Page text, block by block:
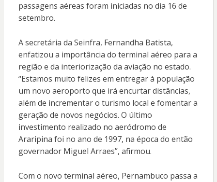
passagens aéreas foram iniciadas no dia 16 de
setembro.
A secretária da Seinfra, Fernandha Batista,
enfatizou a importância do terminal aéreo para a
região e da interiorização da aviação no estado.
“Estamos muito felizes em entregar à população
um novo aeroporto que irá encurtar distâncias,
além de incrementar o turismo local e fomentar a
geração de novos negócios. O último
investimento realizado no aeródromo de
Araripina foi no ano de 1997, na época do então
governador Miguel Arraes”, afirmou.
Com o novo terminal aéreo, Pernambuco passa a